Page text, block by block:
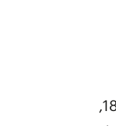
הפגישות האלה. אני בן 13, אני בן 14, אני בן 15, אני בן 16, אני בן 18,